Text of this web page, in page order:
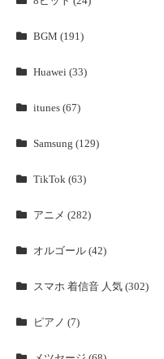
BGM (191)
Huawei (33)
itunes (67)
Samsung (129)
TikTok (63)
アニメ (282)
オルゴール (42)
スマホ 着信音 人気 (302)
ピアノ (7)